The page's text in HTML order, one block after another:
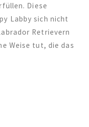
Diese
Labby sich nicht
Retrievern
Weise tut, die das